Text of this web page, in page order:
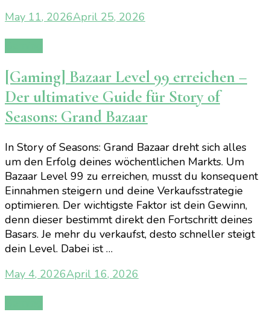
May 11, 2026April 25, 2026
[Gaming] Bazaar Level 99 erreichen –
Der ultimative Guide für Story of
Seasons: Grand Bazaar
In Story of Seasons: Grand Bazaar dreht sich alles
um den Erfolg deines wöchentlichen Markts. Um
Bazaar Level 99 zu erreichen, musst du konsequent
Einnahmen steigern und deine Verkaufsstrategie
optimieren. Der wichtigste Faktor ist dein Gewinn,
denn dieser bestimmt direkt den Fortschritt deines
Basars. Je mehr du verkaufst, desto schneller steigt
dein Level. Dabei ist …
May 4, 2026April 16, 2026